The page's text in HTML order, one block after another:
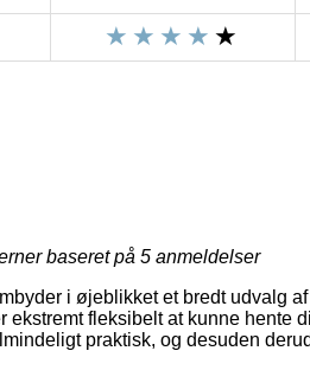
baseret på 5 anmeldelser
i øjeblikket et bredt udvalg
ekstremt fleksibelt at kunne hente
praktisk, og desuden